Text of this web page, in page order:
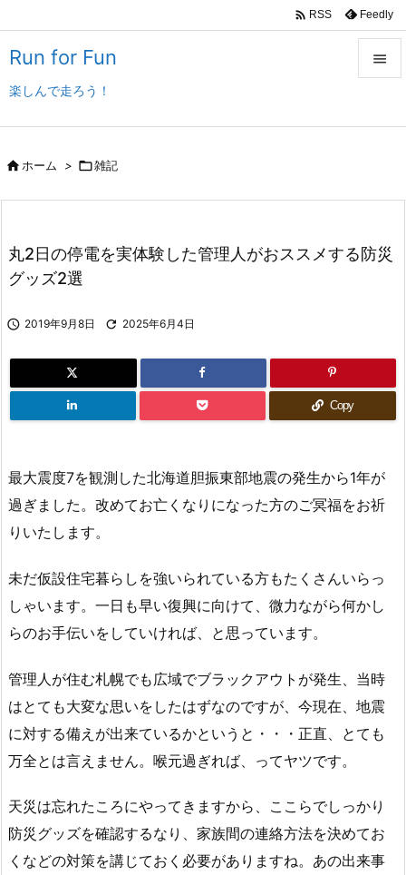
Run for Fun
楽しんで走ろう！

次へ
 RSS Feedly
ホーム > 雑記
丸2日の停電を実体験した管理人がおススメする防災
グッズ2選
 2019年9月8日  2025年6月4日
Copy
最大震度7を観測した北海道胆振東部地震の発生から1年が
過ぎました。改めてお亡くなりになった方のご冥福をお祈
りいたします。
未だ仮設住宅暮らしを強いられている方もたくさんいらっ
しゃいます。一日も早い復興に向けて、微力ながら何かし
らのお手伝いをしていければ、と思っています。
管理人が住む札幌でも広域でブラックアウトが発生、当時
はとても大変な思いをしたはずなのですが、今現在、地震
に対する備えが出来ているかというと・・・正直、とても
万全とは言えません。喉元過ぎれば、ってヤツです。
天災は忘れたころにやってきますから、ここらでしっかり
防災グッズを確認するなり、家族間の連絡方法を決めてお
くなどの対策を講じておく必要がありますね。あの出来事